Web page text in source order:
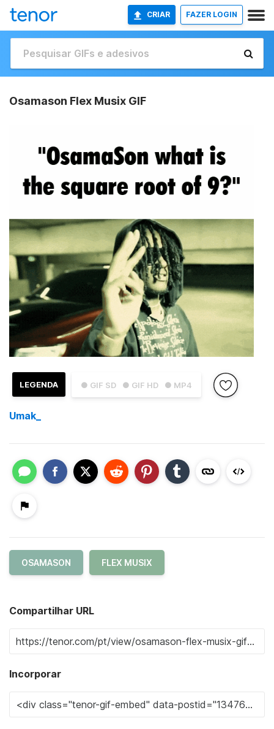
CRIAR FAZER LOGIN
Osamason Flex Musix GIF
● GIF SD ● GIF HD ● MP4
LEGENDA
Umak_
OSAMASON FLEX MUSIX
Compartilhar URL
Incorporar